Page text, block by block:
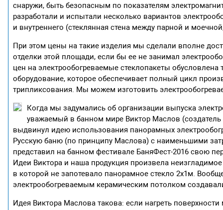
снаружи, быть безопасным по показателям
разработали и испытали несколько вариантов
и внутреннего (стеклянная стена между парной и
При этом цены на такие изделия мы сделали вполне
отделки этой площади, если бы ее не занимал
цен на электрообогреваемые стеклопакеты
оборудование, которое обеспечивает полный цикл
трипликсования. Мы можем изготовить
Когда мы задумались об организации выпуска
уважаемый в банном мире Виктор Маслов
выдвинул идею использования панорамных
Русскую баню (по принципу Маслова) с наименьшими
представил на банном фестивале БаняФест-2016 свою
Идеи Виктора и наша продукция произвела
в которой не запотевало панорамное стекло 2х1м.
электрообогреваемым керамическим потолком
Идея Виктора Маслова такова: если нагреть